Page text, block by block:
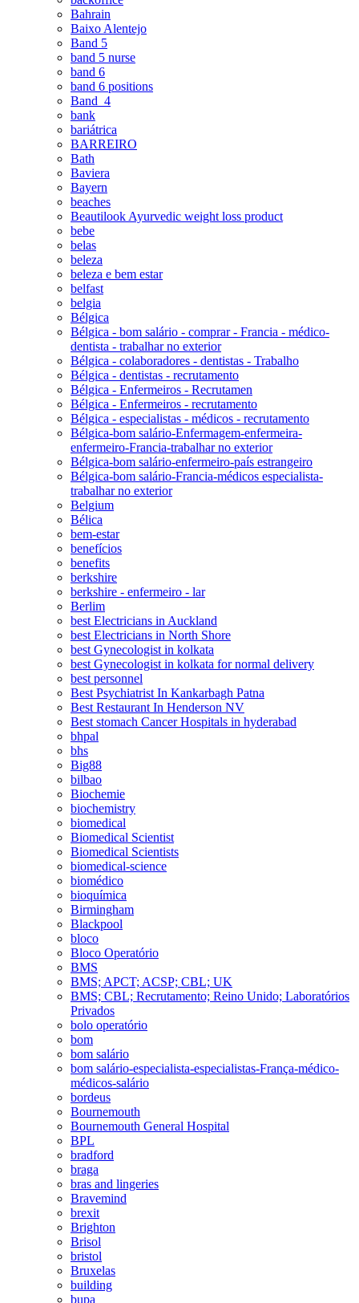
Bahrain
Baixo Alentejo
Band 5
band 5 nurse
band 6
band 6 positions
Band_4
bank
bariátrica
BARREIRO
Bath
Baviera
Bayern
beaches
Beautilook Ayurvedic weight loss product
bebe
belas
beleza
beleza e bem estar
belfast
belgia
Bélgica
Bélgica - bom salário - comprar - Francia - médico-
dentista - trabalhar no exterior
Bélgica - colaboradores - dentistas - Trabalho
Bélgica - dentistas - recrutamento
Bélgica - Enfermeiros - Recrutamen
Bélgica - Enfermeiros - recrutamento
Bélgica - especialistas - médicos - recrutamento
Bélgica-bom salário-Enfermagem-enfermeira-
enfermeiro-Francia-trabalhar no exterior
Bélgica-bom salário-enfermeiro-país estrangeiro
Bélgica-bom salário-Francia-médicos especialista-
trabalhar no exterior
Belgium
Bélica
bem-estar
benefícios
benefits
berkshire
berkshire - enfermeiro - lar
Berlim
best Electricians in Auckland
best Electricians in North Shore
best Gynecologist in kolkata
best Gynecologist in kolkata for normal delivery
best personnel
Best Psychiatrist In Kankarbagh Patna
Best Restaurant In Henderson NV
Best stomach Cancer Hospitals in hyderabad
bhpal
bhs
Big88
bilbao
Biochemie
biochemistry
biomedical
Biomedical Scientist
Biomedical Scientists
biomedical-science
biomédico
bioquímica
Birmingham
Blackpool
bloco
Bloco Operatório
BMS
BMS; APCT; ACSP; CBL; UK
BMS; CBL; Recrutamento; Reino Unido; Laboratórios
Privados
bolo operatório
bom
bom salário
bom salário-especialista-especialistas-França-médico-
médicos-salário
bordeus
Bournemouth
Bournemouth General Hospital
BPL
bradford
braga
bras and lingeries
Bravemind
brexit
Brighton
Brisol
bristol
Bruxelas
building
bupa